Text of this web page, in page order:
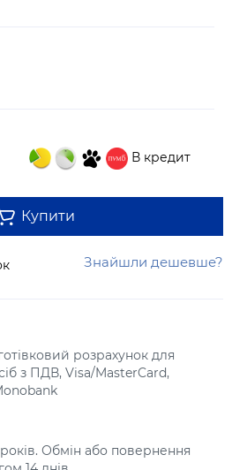
В кредит
Купити
Знайшли дешевше?
розрахунок для
з ПДВ, Visa/MasterCard,
років. Обмін або повернення